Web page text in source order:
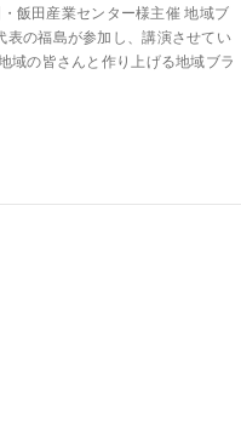
飯田産業センター様主催 地域ブ
表の福島が参加し、講演させてい
域の皆さんと作り上げる地域ブラ